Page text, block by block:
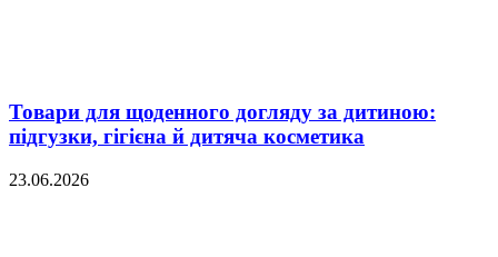
Товари для щоденного догляду за дитиною:
підгузки, гігієна й дитяча косметика
23.06.2026